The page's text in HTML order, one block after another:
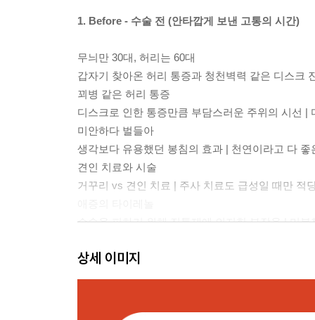
1. Before - 수술 전 (안타깝게 보낸 고통의 시간)
무늬만 30대, 허리는 60대
갑자기 찾아온 허리 통증과 청천벽력 같은 디스크
꾀병 같은 허리 통증
디스크로 인한 통증만큼 부담스러운 주위의 시선
미안하다 벌들아
생각보다 유용했던 봉침의 효과 | 천연이라고 다 좋
견인 치료와 시술
거꾸리 vs 견인 치료 | 주사 치료도 급성일 때만 적
수술을 피하기 위해 진통제에 의지한 부작용 | 미
수술까지 미련하게 버틴 통증의 시간 | 겁이 난다
수술만이 정답은 아니다
[연구원 TIP] 수술 전: 내 몸의 신호를 데이터로 읽
상세 이미지